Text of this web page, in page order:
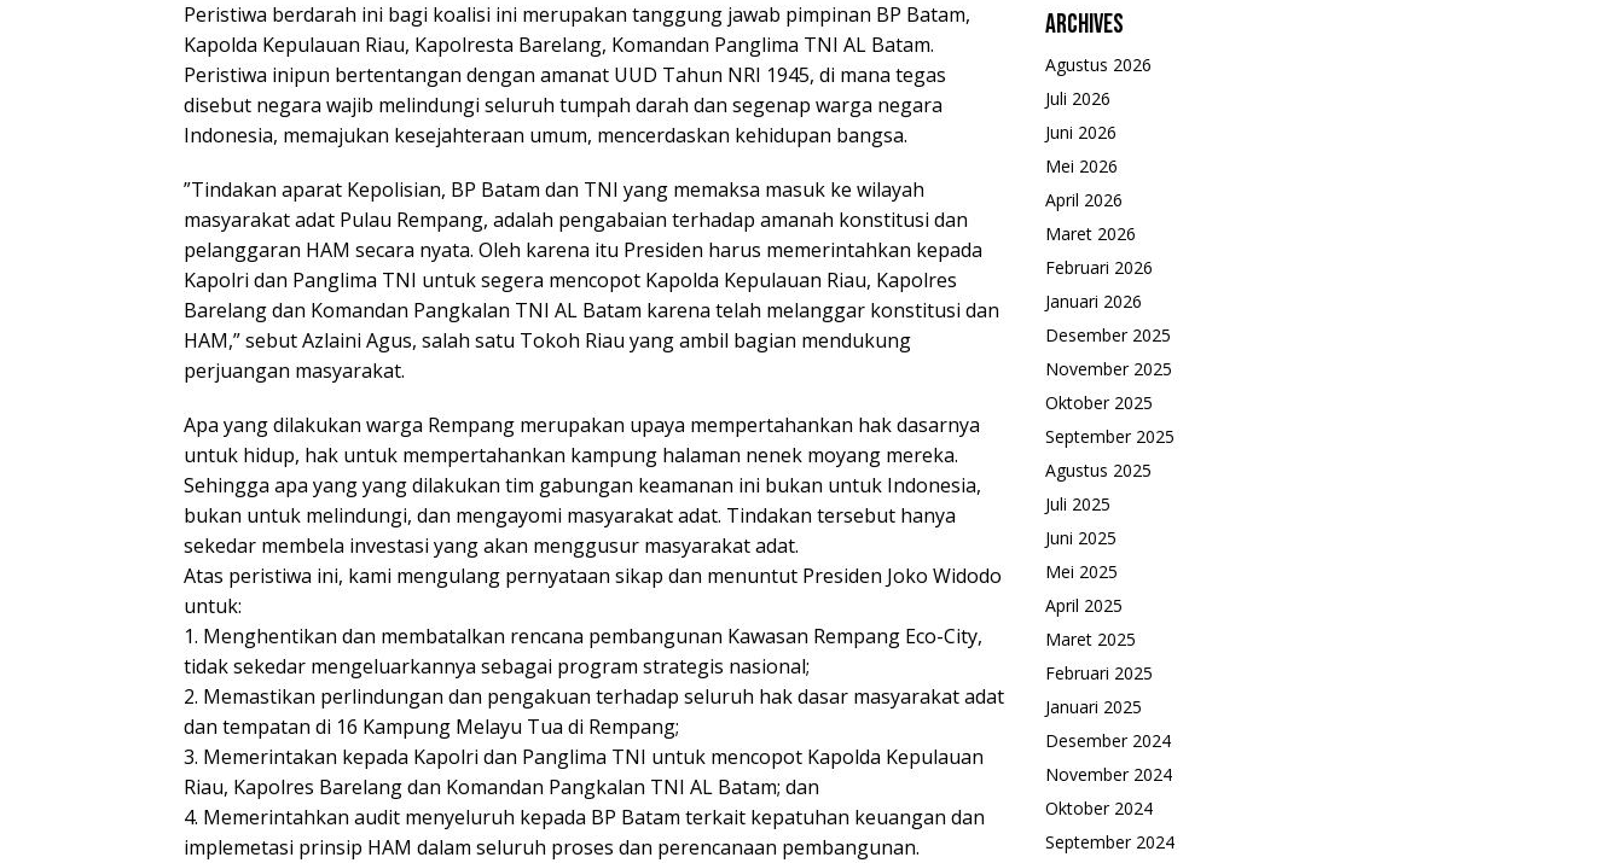
Peristiwa berdarah ini bagi koalisi ini merupakan tanggung jawab pimpinan BP Batam,
Kapolda Kepulauan Riau, Kapolresta Barelang, Komandan Panglima TNI AL Batam.
Peristiwa inipun bertentangan dengan amanat UUD Tahun NRI 1945, di mana tegas
disebut negara wajib melindungi seluruh tumpah darah dan segenap warga negara
Indonesia, memajukan kesejahteraan umum, mencerdaskan kehidupan bangsa.
”Tindakan aparat Kepolisian, BP Batam dan TNI yang memaksa masuk ke wilayah
masyarakat adat Pulau Rempang, adalah pengabaian terhadap amanah konstitusi dan
pelanggaran HAM secara nyata. Oleh karena itu Presiden harus memerintahkan kepada
Kapolri dan Panglima TNI untuk segera mencopot Kapolda Kepulauan Riau, Kapolres
Barelang dan Komandan Pangkalan TNI AL Batam karena telah melanggar konstitusi dan
HAM,” sebut Azlaini Agus, salah satu Tokoh Riau yang ambil bagian mendukung
perjuangan masyarakat.
Apa yang dilakukan warga Rempang merupakan upaya mempertahankan hak dasarnya
untuk hidup, hak untuk mempertahankan kampung halaman nenek moyang mereka.
Sehingga apa yang yang dilakukan tim gabungan keamanan ini bukan untuk Indonesia,
bukan untuk melindungi, dan mengayomi masyarakat adat. Tindakan tersebut hanya
sekedar membela investasi yang akan menggusur masyarakat adat.
Atas peristiwa ini, kami mengulang pernyataan sikap dan menuntut Presiden Joko Widodo
untuk:
1. Menghentikan dan membatalkan rencana pembangunan Kawasan Rempang Eco-City,
tidak sekedar mengeluarkannya sebagai program strategis nasional;
2. Memastikan perlindungan dan pengakuan terhadap seluruh hak dasar masyarakat adat
dan tempatan di 16 Kampung Melayu Tua di Rempang;
3. Memerintakan kepada Kapolri dan Panglima TNI untuk mencopot Kapolda Kepulauan
Riau, Kapolres Barelang dan Komandan Pangkalan TNI AL Batam; dan
4. Memerintahkan audit menyeluruh kepada BP Batam terkait kepatuhan keuangan dan
implemetasi prinsip HAM dalam seluruh proses dan perencanaan pembangunan.
Archives
Agustus 2026
Juli 2026
Juni 2026
Mei 2026
April 2026
Maret 2026
Februari 2026
Januari 2026
Desember 2025
November 2025
Oktober 2025
September 2025
Agustus 2025
Juli 2025
Juni 2025
Mei 2025
April 2025
Maret 2025
Februari 2025
Januari 2025
Desember 2024
November 2024
Oktober 2024
September 2024